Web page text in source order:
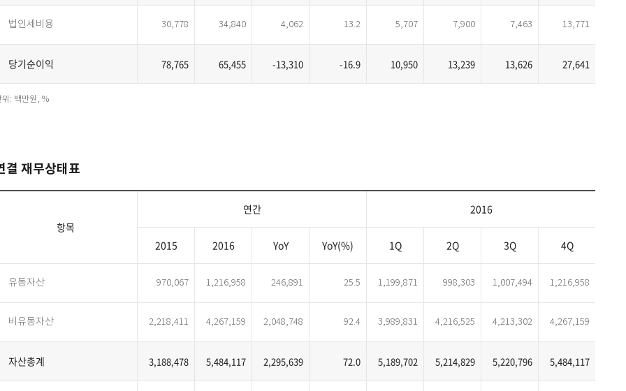
법인세비용 30,778 34,840 4,062 13.2 5,707 7,900 7,463 13,771
당기순이익 78,765 65,455 -13,310 -16.9 10,950 13,239 13,626 27,641
위: 백만원, %
결 재무상태표
항목
연간 2016
2015 2016 YoY YoY(%) 1Q 2Q 3Q 4Q
유동자산 970,067 1,216,958 246,891 25.5 1,199,871 998,303 1,007,494 1,216,958
비유동자산 2,218,411 4,267,159 2,048,748 92.4 3,989,831 4,216,525 4,213,302 4,267,159
자산총계 3,188,478 5,484,117 2,295,639 72.0 5,189,702 5,214,829 5,220,796 5,484,117